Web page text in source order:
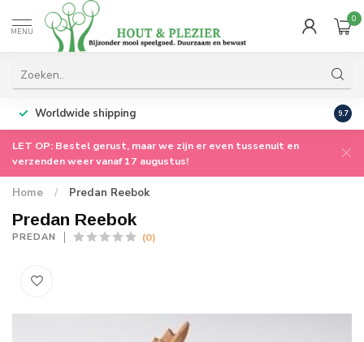
MENU
0
Worldwide shipping 9.7
LET OP: Bestel gerust, maar we zijn er even tussenuit en
verzenden weer vanaf 17 augustus!
Home / Predan Reebok
Predan Reebok
PREDAN (0)